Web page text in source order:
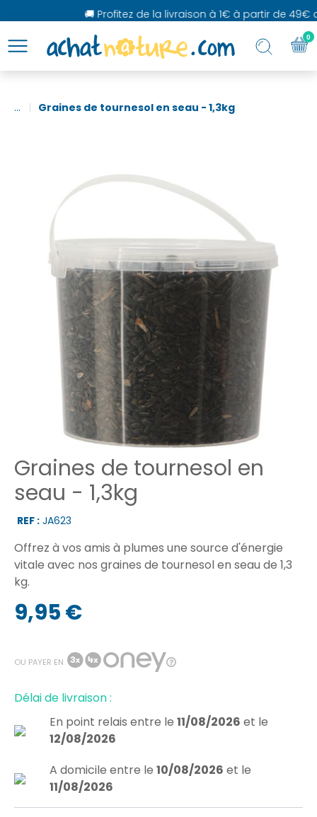
🚚 Profitez de la livraison à 1€ à partir de 49€
... Graines de tournesol en seau - 1,3kg
Graines de tournesol en
seau - 1,3kg
REF : JA623
Offrez à vos amis à plumes une source d'énergie
vitale avec nos graines de tournesol en seau de 1,3
kg.
9,95 €
OU PAYER EN
Délai de livraison :
En point relais entre le 11/08/2026 et le
12/08/2026
A domicile entre le 10/08/2026 et le
11/08/2026
0